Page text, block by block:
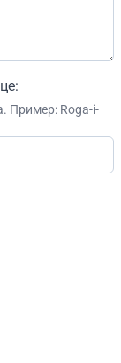
Пример: Roga-i-